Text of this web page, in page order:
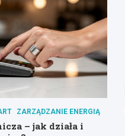
ZARZĄDZANIE ENERGIĄ
– jak działa i